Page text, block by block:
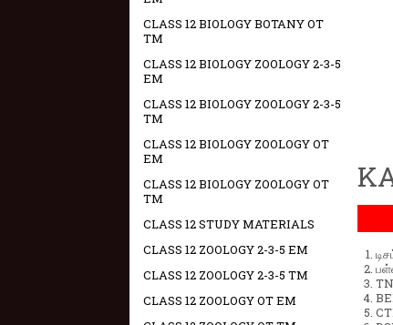
CLASS 12 BIOLOGY BOTANY OT
TM
CLASS 12 BIOLOGY ZOOLOGY 2-3-5
EM
CLASS 12 BIOLOGY ZOOLOGY 2-3-5
TM
CLASS 12 BIOLOGY ZOOLOGY OT
EM
CLASS 12 BIOLOGY ZOOLOGY OT
TM
CLASS 12 STUDY MATERIALS
CLASS 12 ZOOLOGY 2-3-5 EM
CLASS 12 ZOOLOGY 2-3-5 TM
CLASS 12 ZOOLOGY OT EM